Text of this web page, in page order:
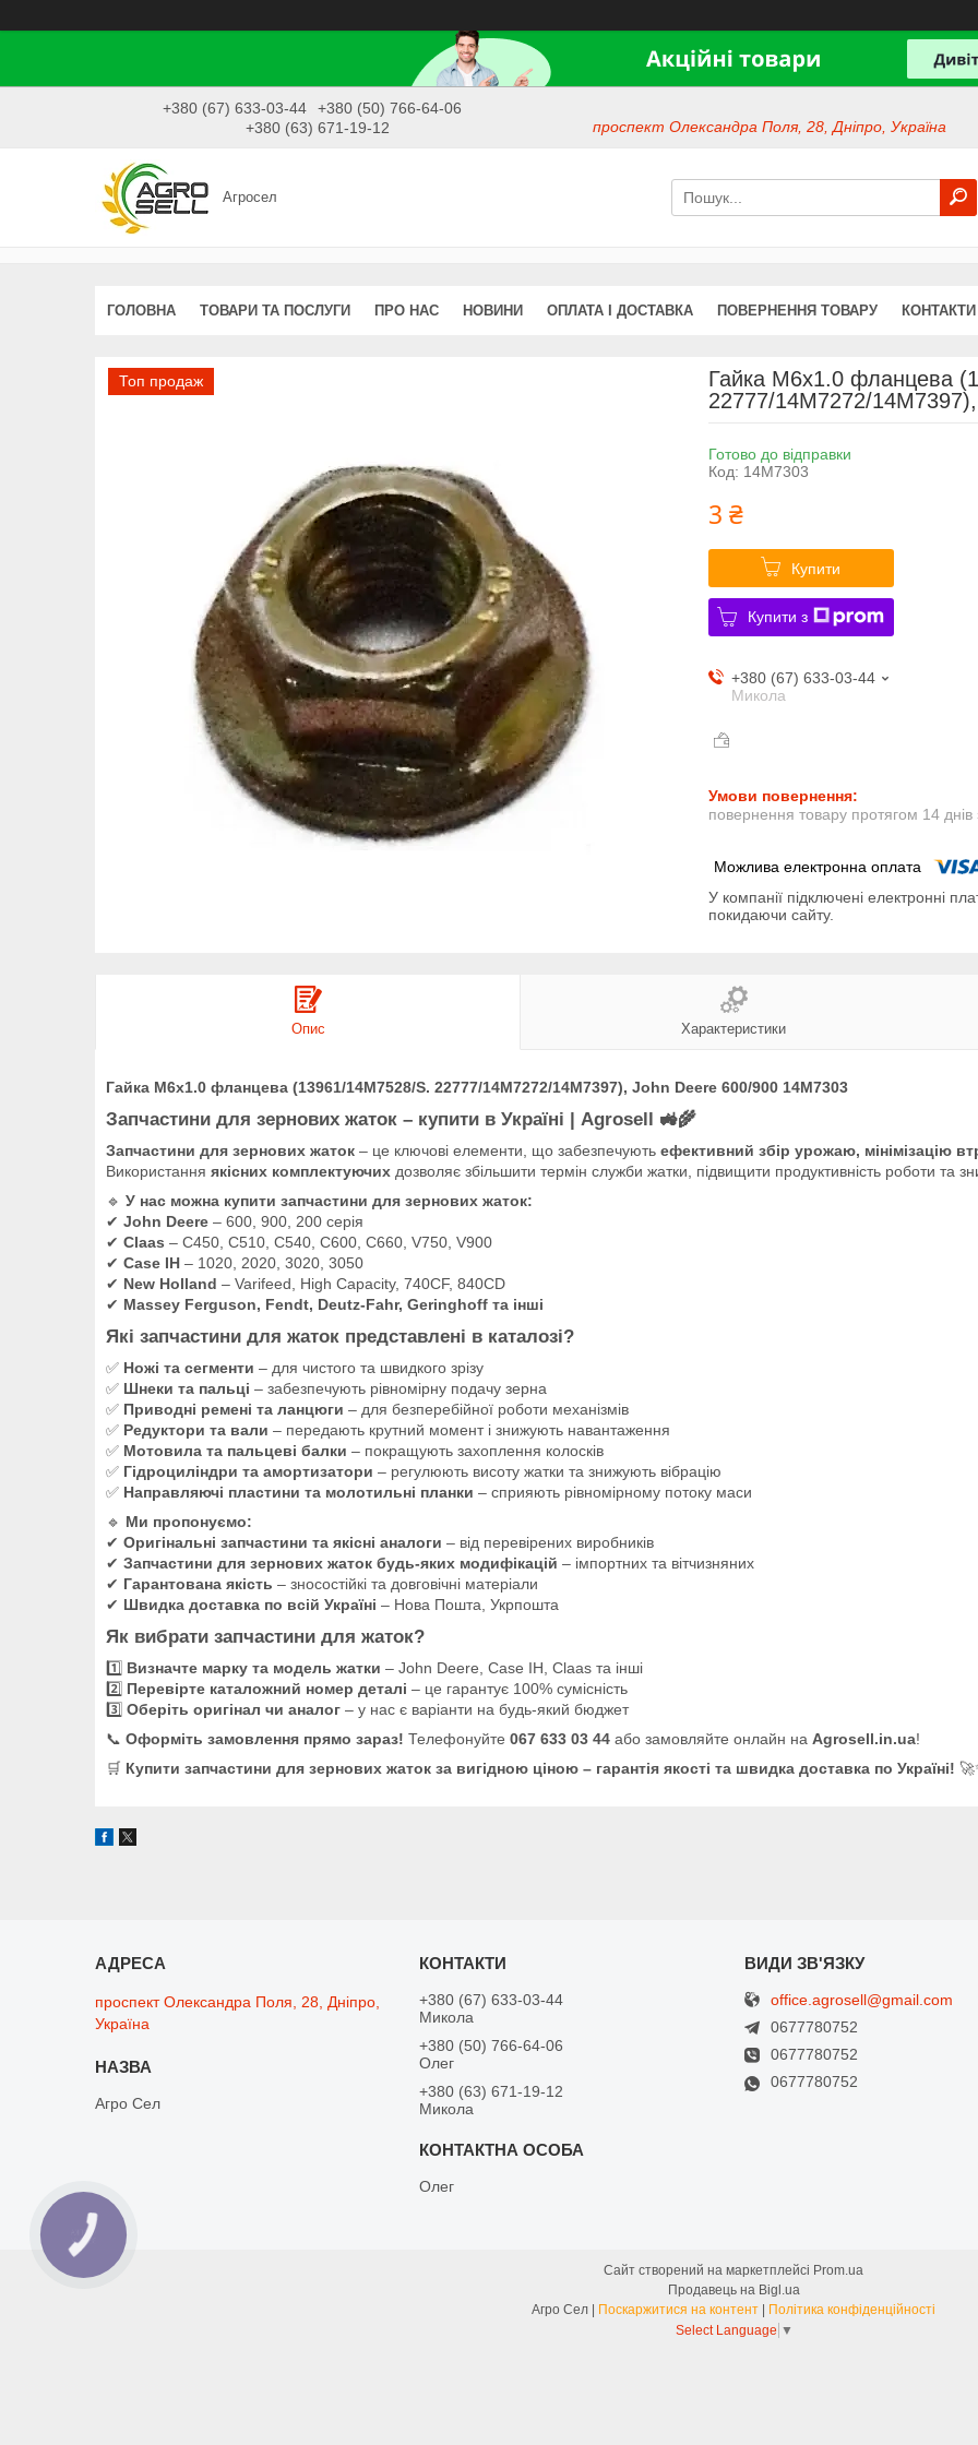
+380 (67) 633-03-44
+380 (50) 766-64-06
+380 (63) 671-19-12
проспект Олександра Поля, 28, Дніпро, Україна
Агросел
ГОЛОВНА ТОВАРИ ТА ПОСЛУГИ ПРО НАС НОВИНИ ОПЛАТА І ДОСТАВКА ПОВЕРНЕННЯ ТОВАРУ КОНТАКТИ
Топ продаж
Гайка M6x1.0 фланцева
22777/14M7272/
Готово до відправки
Код: 14M7303
3 ₴
Купити
Купити з
+380 (67) 633-03-44
Микола
повернення товару протягом 14 днів
У компанії підключені електронні
покидаючи сайту.
Опис Характеристики
Гайка M6x1.0 фланцева (13961/14M7528/S. 22777/14M7272/14M7397), John Deere 600/900 14M7303
Запчастини для зернових жаток – купити в Україні | Agrosell 🚜🌾
Запчастини для зернових жаток – це ключові елементи, що забезпечують ефективний збір урожаю, мінімізацію
Використання якісних комплектуючих дозволяє збільшити термін служби жатки, підвищити продуктивність роботи та
🔹 У нас можна купити запчастини для зернових жаток:
✔ John Deere – 600, 900, 200 серія
✔ Claas – C450, C510, C540, C600, C660, V750, V900
✔ Case IH – 1020, 2020, 3020, 3050
✔ New Holland – Varifeed, High Capacity, 740CF, 840CD
✔ Massey Ferguson, Fendt, Deutz-Fahr, Geringhoff та інші
Які запчастини для жаток представлені в каталозі?
✅ Ножі та сегменти – для чистого та швидкого зрізу
✅ Шнеки та пальці – забезпечують рівномірну подачу зерна
✅ Приводні ремені та ланцюги – для безперебійної роботи механізмів
✅ Редуктори та вали – передають крутний момент і знижують навантаження
✅ Мотовила та пальцеві балки – покращують захоплення колосків
✅ Гідроциліндри та амортизатори – регулюють висоту жатки та знижують вібрацію
✅ Направляючі пластини та молотильні планки – сприяють рівномірному потоку маси
🔹 Ми пропонуємо:
✔ Оригінальні запчастини та якісні аналоги – від перевірених виробників
✔ Запчастини для зернових жаток будь-яких модифікацій – імпортних та вітчизняних
✔ Гарантована якість – зносостійкі та довговічні матеріали
✔ Швидка доставка по всій Україні – Нова Пошта, Укрпошта
Як вибрати запчастини для жаток?
1️⃣ Визначте марку та модель жатки – John Deere, Case IH, Claas та інші
2️⃣ Перевірте каталожний номер деталі – це гарантує 100% сумісність
3️⃣ Оберіть оригінал чи аналог – у нас є варіанти на будь-який бюджет
📞 Оформіть замовлення прямо зараз! Телефонуйте 067 633 03 44 або замовляйте онлайн на Agrosell.in.ua!
🛒 Купити запчастини для зернових жаток за вигідною ціною – гарантія якості та швидка доставка по Україні!
проспект Олександра Поля, 28, Дніпро,
Україна
Агро Сел
+380 (67) 633-03-44
Микола
+380 (50) 766-64-06
Олег
+380 (63) 671-19-12
Микола
Олег
office.agrosell@gmail.com
0677780752
0677780752
0677780752
Сайт створений на маркетплейсі Prom.ua
Продавець на Bigl.ua
Агро Сел | Поскаржитися на контент | Політика конфіденційності
Select Language ▼
КНОПКА
ЗВ'ЯЗКУ